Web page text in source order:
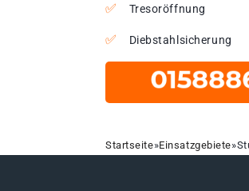
Tresoröffnung
Diebstahlsicherung
Startseite»Einsatzgebiete»